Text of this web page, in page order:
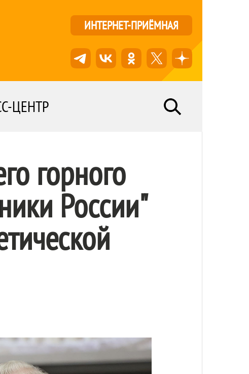
ИНТЕРНЕТ-ПРИЁМНАЯ
ЦЕНТР
горного
России"